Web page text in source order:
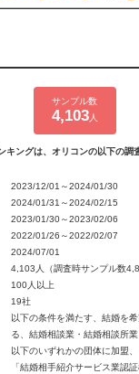
サンプル数
4,103人
キングは、オリコンの以下の調
2023/12/01～2024/01/30
2024/01/31～2024/02/15
2023/01/30～2023/02/06
2022/01/26～2022/02/07
2024/07/01
4,103人（調査時サンプル数
100人以上
19社
以下の条件を満たす、結婚を
る、結婚相談業・結婚相談所業
以下のいずれかの団体に加盟
「結婚相手紹介サービス業認